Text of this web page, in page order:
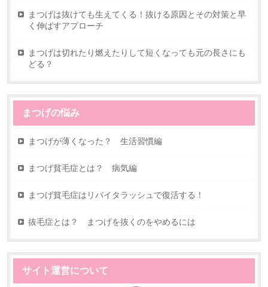
まつげは抜けても生えてくる！抜ける原因とその対策と早
く伸ばすアプローチ
まつげは切れたり燃えたりして短くなっても元の長さにも
どる？
まつげの悩み
まつげが薄くなった？ 生活習慣編
まつげ貧毛症とは？ 病気編
まつげ貧毛症はリバイタラッシュで復活する！
抜毛症とは？ まつげを抜くのをやめるには
サイト運営について